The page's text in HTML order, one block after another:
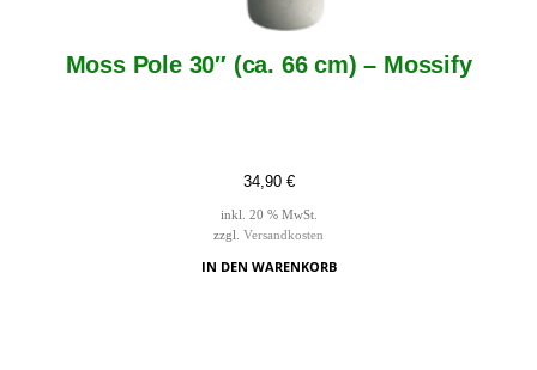
Moss Pole 30″ (ca. 66 cm) – Mossify
34,90 €
inkl. 20 % MwSt.
zzgl. Versandkosten
IN DEN WARENKORB